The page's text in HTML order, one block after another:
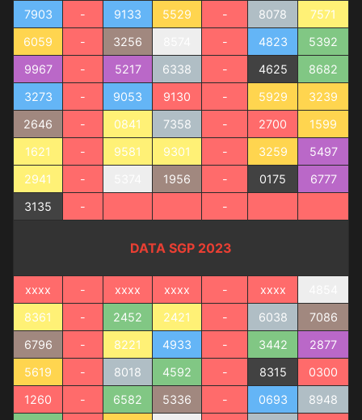
7903
- 9133 5529 - 8078
7571
6059
- 3256 - 4823
5392
9967
- 5217 6338 - 4625
8682
3273
- 9053 9130 - 5929
3239
2646
- 0841 7358 - 2700
1599
1621
- 9581 9301 - 3259
5497
2941
- 1956 - 0175
6777
3135
- -
DATA SGP 2023
xxxx - xxxx xxxx - xxxx
8361
- 2452 2421 - 6038
7086
6796
- 8221 4933 - 3442
2877
5619
- 8018 4592 - 8315
0300
1260
- 6582 5336 - 0693
8948